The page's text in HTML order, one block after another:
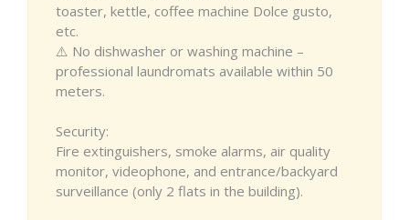
toaster, kettle, coffee machine Dolce gusto,
etc.
⚠️ No dishwasher or washing machine –
professional laundromats available within 50
meters.
Security:
Fire extinguishers, smoke alarms, air quality
monitor, videophone, and entrance/backyard
surveillance (only 2 flats in the building).